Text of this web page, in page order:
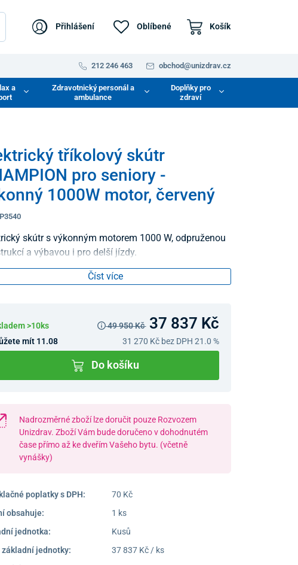
Přihlášení Oblíbené Košík
212 246 463 obchod@unizdrav.cz
a
Zdravotnický personál a
ambulance
Doplňky pro
zdraví
tříkolový skútr
pro seniory -
1000W motor, červený
P3540
skútr s výkonným motorem 1000 W, odpruženou
a výbavou i pro delší jízdy.
Číst více
>10ks 49 950 Kč 37 837 Kč
mít 11.08 31 270 Kčbez DPH 21.0 %
Do košíku
Nadrozměrné zboží lze doručit pouze Rozvozem
Unizdrav. Zboží Vám bude doručeno v dohodnutém
čase přímo až ke dveřím Vašeho bytu. (včetně
vynášky)
poplatky s DPH:
70 Kč
obsahuje:
1 ks
jednotka:
Kusů
základní jednotky:
37 837 Kč / ks